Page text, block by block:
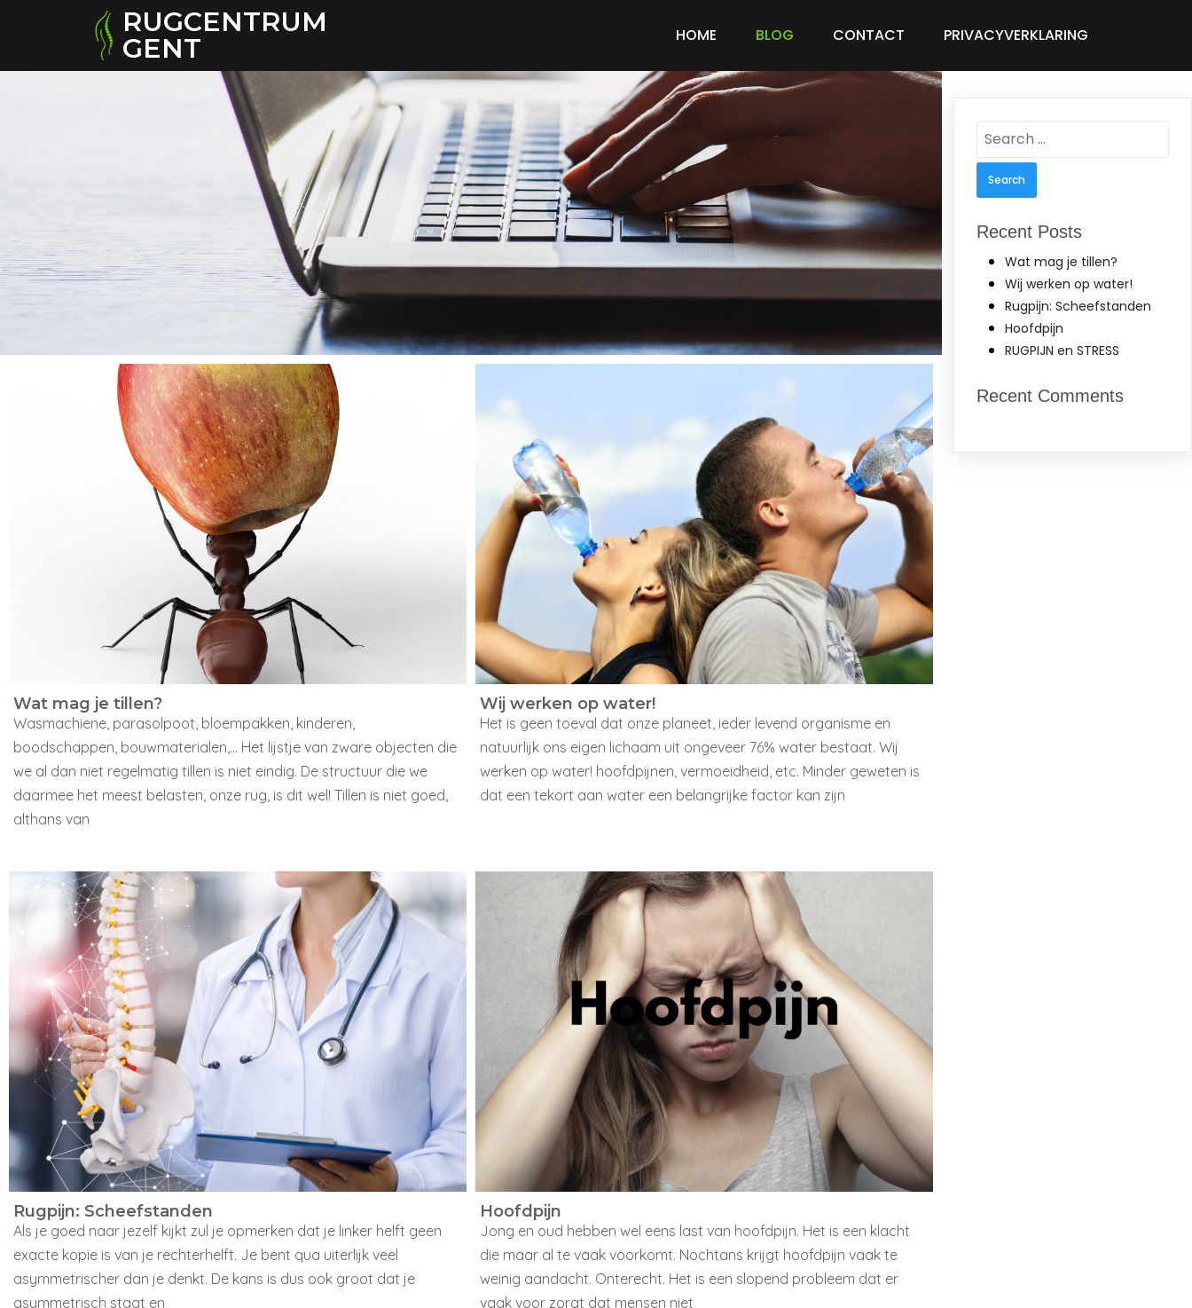
RUGCENTRUM
GENT
HOME BLOG CONTACT PRIVACYVERKLARING
Wat mag je tillen?
Wasmachiene, parasolpoot, bloempakken, kinderen,
boodschappen, bouwmaterialen,… Het lijstje van zware objecten die
we al dan niet regelmatig tillen is niet eindig. De structuur die we
daarmee het meest belasten, onze rug, is dit wel! Tillen is niet goed,
althans van
Wij werken op water!
Het is geen toeval dat onze planeet, ieder levend organisme en
natuurlijk ons eigen lichaam uit ongeveer 76% water bestaat. Wij
werken op water! hoofdpijnen, vermoeidheid, etc. Minder geweten is
dat een tekort aan water een belangrijke factor kan zijn
Rugpijn: Scheefstanden
Als je goed naar jezelf kijkt zul je opmerken dat je linker helft geen
exacte kopie is van je rechterhelft. Je bent qua uiterlijk veel
asymmetrischer dan je denkt. De kans is dus ook groot dat je
asymmetrisch staat en
Hoofdpijn
Jong en oud hebben wel eens last van hoofdpijn. Het is een klacht
die maar al te vaak voorkomt. Nochtans krijgt hoofdpijn vaak te
weinig aandacht. Onterecht. Het is een slopend probleem dat er
vaak voor zorgt dat mensen niet
for:
Recent Posts
Wat mag je tillen?
Wij werken op water!
Rugpijn: Scheefstanden
Hoofdpijn
RUGPIJN en STRESS
Recent Comments